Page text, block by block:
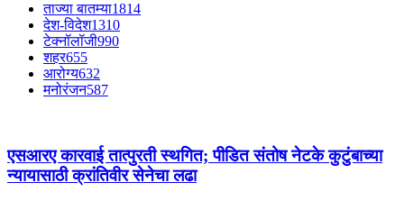
ताज्या बातम्या1814
देश-विदेश1310
टेक्नॉलॉजी990
शहर655
आरोग्य632
मनोरंजन587
एसआरए कारवाई तात्पुरती स्थगित; पीडित संतोष नेटके कुटुंबाच्या
न्यायासाठी क्रांतिवीर सेनेचा लढा